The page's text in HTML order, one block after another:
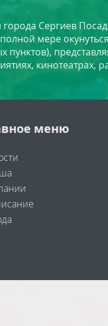
Сергиев
мере
кинотеатрах,
меню